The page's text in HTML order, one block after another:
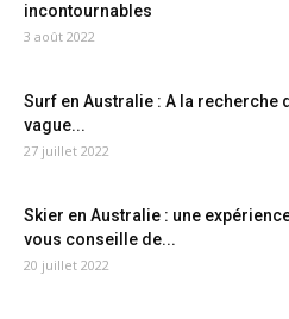
incontournables
3 août 2022
Surf en Australie : A la recherche
vague...
27 juillet 2022
Skier en Australie : une
vous conseille de...
20 juillet 2022